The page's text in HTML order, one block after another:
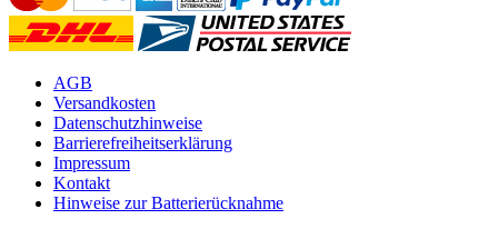
AGB
Versandkosten
Datenschutzhinweise
Barrierefreiheitserklärung
Impressum
Kontakt
Hinweise zur Batterierücknahme